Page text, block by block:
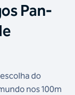
Pan-
do
nos 100m